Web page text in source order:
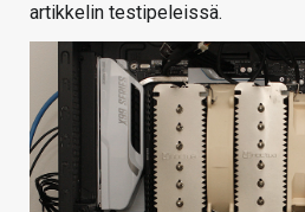
artikkelin testipeleissä.